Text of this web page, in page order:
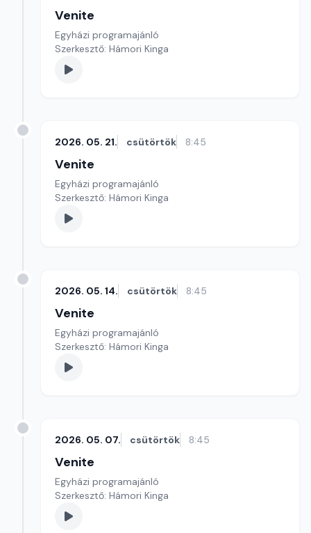
Venite
Egyházi programajánló
Szerkesztő: Hámori Kinga
2026. 05. 21. csütörtök 8:45
Venite
Egyházi programajánló
Szerkesztő: Hámori Kinga
2026. 05. 14. csütörtök 8:45
Venite
Egyházi programajánló
Szerkesztő: Hámori Kinga
2026. 05. 07. csütörtök 8:45
Venite
Egyházi programajánló
Szerkesztő: Hámori Kinga